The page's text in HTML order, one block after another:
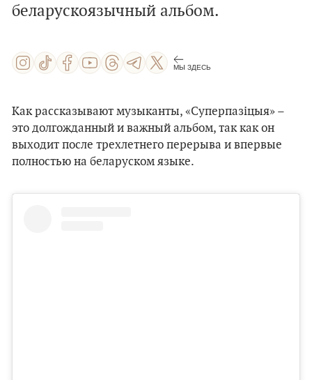
беларускоязычный альбом.
МЫ ЗДЕСЬ
Как рассказывают музыканты, «Суперпазіцыя» –
это долгожданный и важный альбом, так как он
выходит после трехлетнего перерыва и впервые
полностью на беларуском языке.